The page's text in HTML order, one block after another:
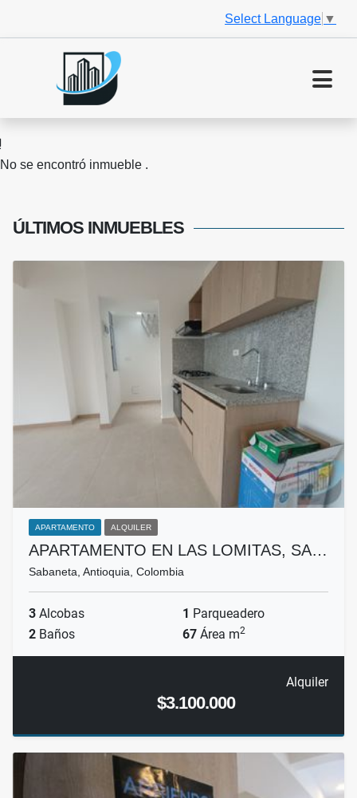
Select Language ▼
No se encontró inmueble .
ÚLTIMOS INMUEBLES
APARTAMENTO ALQUILER
APARTAMENTO EN LAS LOMITAS, SA…
Sabaneta, Antioquia, Colombia
3 Alcobas 1 Parqueadero
2 Baños 67 Área m2
Alquiler
$3.100.000